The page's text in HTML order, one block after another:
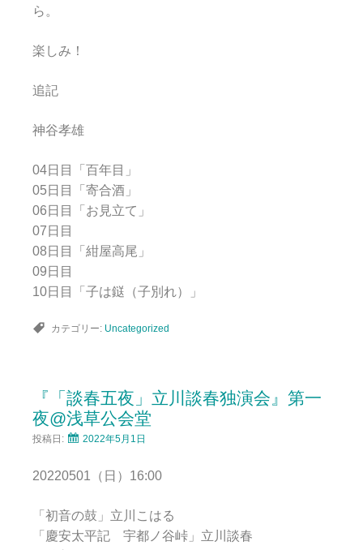
ら。
楽しみ！
追記
神谷孝雄
04日目「百年目」
05日目「寄合酒」
06日目「お見立て」
07日目
08日目「紺屋高尾」
09日目
10日目「子は鎹（子別れ）」
カテゴリー: Uncategorized
『「談春五夜」立川談春独演会』第一
夜@浅草公会堂
投稿日: 2022年5月1日
20220501（日）16:00
「初音の鼓」立川こはる
「慶安太平記 宇都ノ谷峠」立川談春